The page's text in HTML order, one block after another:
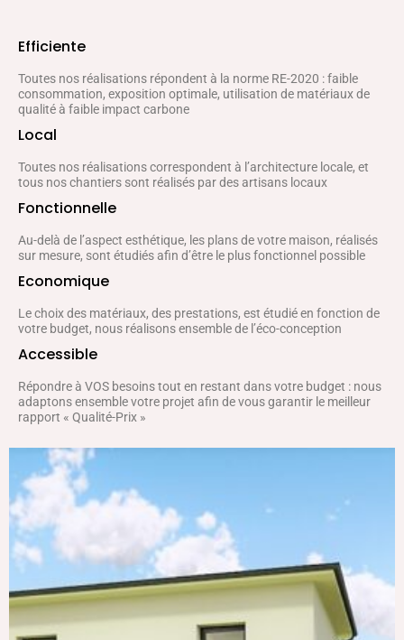
Efficiente
Toutes nos réalisations répondent à la norme RE-2020 : faible
consommation, exposition optimale, utilisation de matériaux de
qualité à faible impact carbone
Local
Toutes nos réalisations correspondent à l’architecture locale, et
tous nos chantiers sont réalisés par des artisans locaux
Fonctionnelle
Au-delà de l’aspect esthétique, les plans de votre maison, réalisés
sur mesure, sont étudiés afin d’être le plus fonctionnel possible
Economique
Le choix des matériaux, des prestations, est étudié en fonction de
votre budget, nous réalisons ensemble de l’éco-conception
Accessible
Répondre à VOS besoins tout en restant dans votre budget : nous
adaptons ensemble votre projet afin de vous garantir le meilleur
rapport « Qualité-Prix »